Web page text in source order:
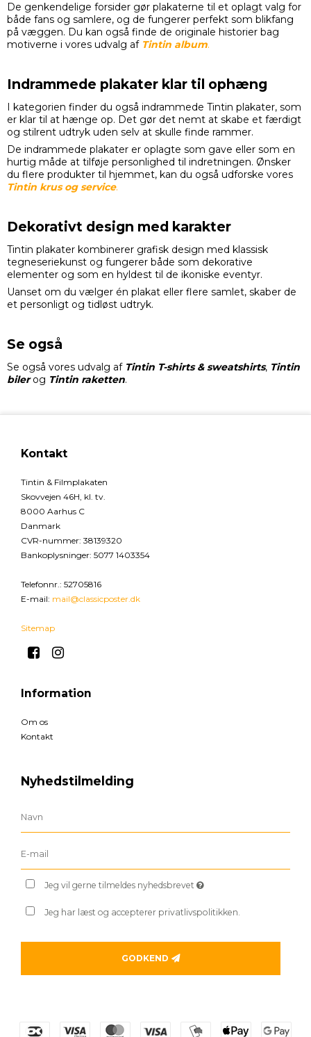
De genkendelige forsider gør plakaterne til et oplagt valg for
både fans og samlere, og de fungerer perfekt som blikfang
på væggen. Du kan også finde de originale historier bag
motiverne i vores udvalg af Tintin album.
Indrammede plakater klar til ophæng
I kategorien finder du også indrammede Tintin plakater, som
er klar til at hænge op. Det gør det nemt at skabe et færdigt
og stilrent udtryk uden selv at skulle finde rammer.
De indrammede plakater er oplagte som gave eller som en
hurtig måde at tilføje personlighed til indretningen. Ønsker
du flere produkter til hjemmet, kan du også udforske vores
Tintin krus og service.
Dekorativt design med karakter
Tintin plakater kombinerer grafisk design med klassisk
tegneseriekunst og fungerer både som dekorative
elementer og som en hyldest til de ikoniske eventyr.
Uanset om du vælger én plakat eller flere samlet, skaber de
et personligt og tidløst udtryk.
Se også
Se også vores udvalg af Tintin T-shirts & sweatshirts, Tintin
bilerog Tintin raketten.
Kontakt
Tintin & Filmplakaten
Skovvejen 46H, kl. tv.
8000 Aarhus C
Danmark
CVR-nummer: 38139320
Bankoplysninger: 5077 1403354
Telefonnr.: 52705816
E-mail: mail@classicposter.dk
Sitemap
Information
Om os
Kontakt
Nyhedstilmelding
Jeg vil gerne tilmeldes nyhedsbrevet
Jeg har læst og accepterer privatlivspolitikken.
GODKEND